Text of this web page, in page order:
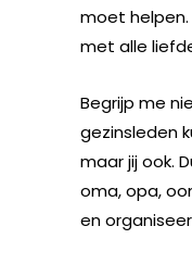
moet
met alle
Begrijp me
gezinsleden
maar jij ook.
oma, opa,
en